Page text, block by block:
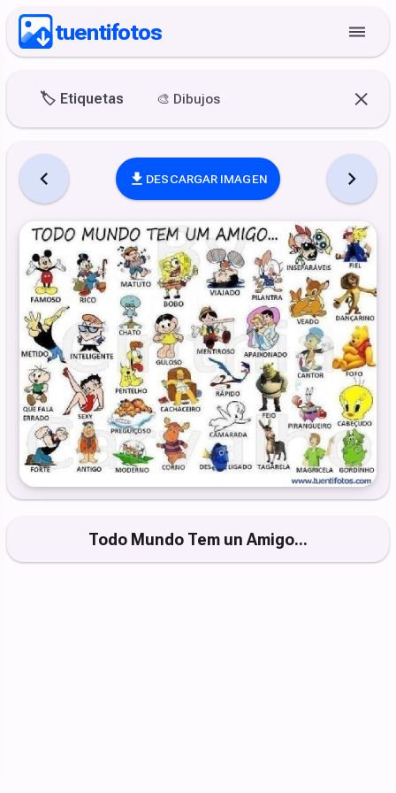
tuentifotos
🏷️ Etiquetas 🎨 Dibujos
DESCARGAR IMAGEN
Todo Mundo Tem un Amigo...